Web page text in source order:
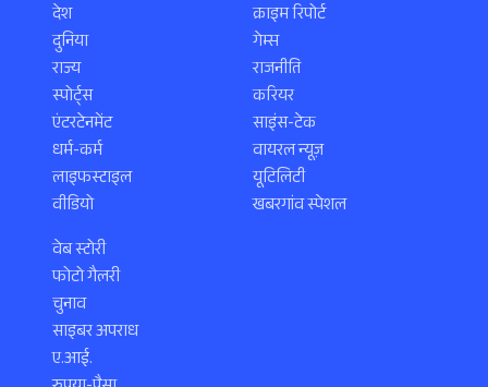
देश
दुनिया
राज्य
स्पोर्ट्स
एंटरटेनमेंट
धर्म-कर्म
लाइफस्टाइल
वीडियो
क्राइम रिपोर्ट
गेम्स
राजनीति
करियर
साइंस-टेक
वायरल न्यूज़
यूटिलिटी
खबरगांव स्पेशल
वेब स्टोरी
फोटो गैलरी
चुनाव
साइबर अपराध
ए.आई.